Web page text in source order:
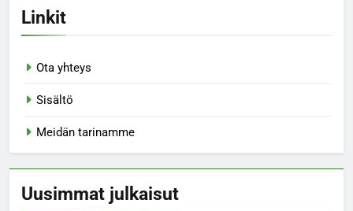
Linkit
Ota yhteys
Sisältö
Meidän tarinamme
Uusimmat julkaisut